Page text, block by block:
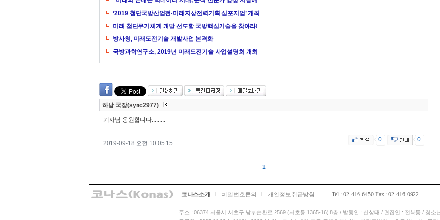
‘2019 첨단국방산업전·미래지상전력기획 심포지엄’ 개최
미래 첨단무기체계 개발 선도할 국방핵심기술을 찾아라!
방사청, 미래도전기술 개발사업 본격화
국방과학연구소, 2019년 미래도전기술 사업설명회 개최
하남 국장(sync2977)
기자님 응원합니다.........
2019-09-18 오전 10:05:15
0 0
1
코나스소개 비밀번호문의 개인정보취급방침 Tel : 02-416-6450 Fax : 02-416-0922
주소 : 06374 서울시 서초구 남부순환로 2569 (서초동 1365-16) 8층 / 발행인 : 신상태 / 편집인 : 전복동 / 청소